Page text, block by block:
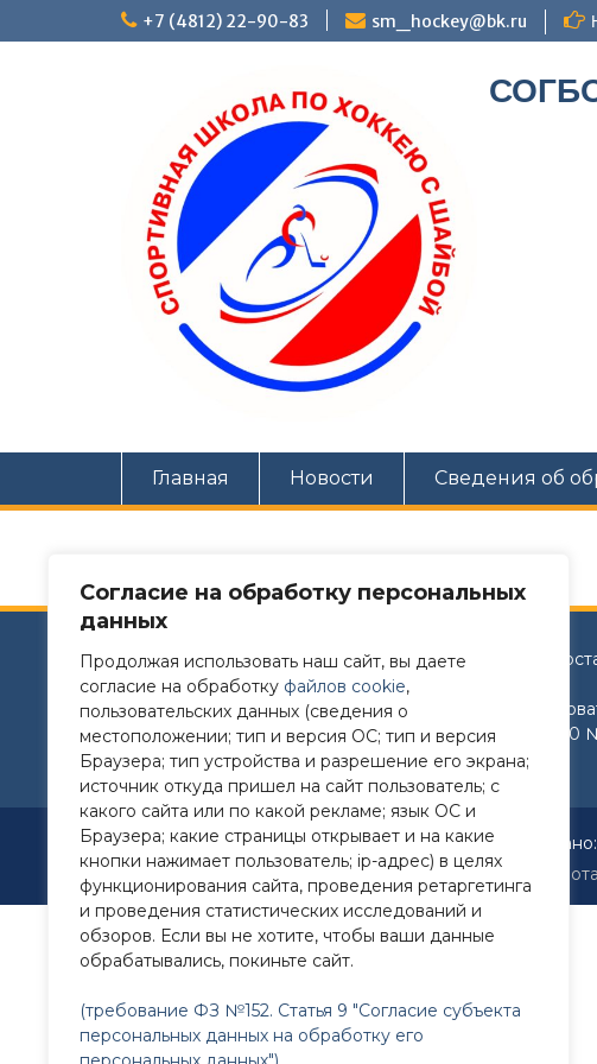
Согласие на обработку персональных
данных
Продолжая использовать наш сайт, вы даете
согласие на обработку файлов cookie,
пользовательских данных (сведения о
местоположении; тип и версия ОС; тип и версия
Браузера; тип устройства и разрешение его экрана;
источник откуда пришел на сайт пользователь; с
какого сайта или по какой рекламе; язык ОС и
Браузера; какие страницы открывает и на какие
кнопки нажимает пользователь; ip-адрес) в целях
функционирования сайта, проведения ретаргетинга
и проведения статистических исследований и
обзоров. Если вы не хотите, чтобы ваши данные
обрабатывались, покиньте сайт.
(требование ФЗ №152. Статья 9 "Согласие субъекта
персональных данных на обработку его
+7 (4812) 22-90-83 sm_hockey@bk.ru
Главная Новости Сведения об
Сайт разработан в соответствии с требованиями
Требования к структуре официального сайта
утверждены Приказом Рособрнадзора от 14.08.2020